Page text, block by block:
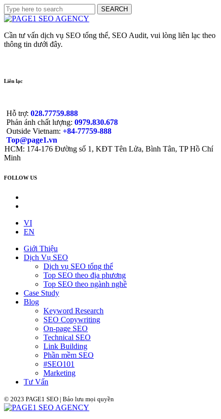
Cần tư vấn dịch vụ SEO tổng thể, SEO Audit, vui lòng liên lạc theo
thông tin dưới đây.
Liên lạc
Hỗ trợ: 028.77759.888
Phản ánh chất lượng: 0979.830.678
Outside Vietnam: +84-77759-888
Top@page1.vn
HCM: 174-176 Đường số 1, KĐT Tên Lửa, Bình Tân, TP Hồ Chí
Minh
FOLLOW US
VI
EN
Giới Thiệu
Dịch Vụ SEO
Dịch vụ SEO tổng thể
Top SEO theo địa phương
Top SEO theo ngành nghề
Case Study
Blog
Keyword Research
SEO Copywriting
On-page SEO
Technical SEO
Link Building
Phần mềm SEO
#SEO101
Marketing
Tư Vấn
© 2023 PAGE1 SEO | Bảo lưu mọi quyền